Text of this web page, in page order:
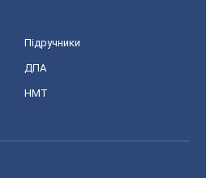
Підручники
ДПА
НМТ